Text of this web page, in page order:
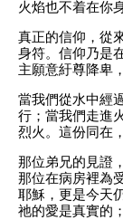
火焰也不着在你
真正的信仰，從
身符。信仰乃是
主願意紆尊降卑
當我們從水中經
行；當我們走進
烈火。這份同在
那位弟兄的見證
那位在病房裡為
耶穌，更是今天
祂的愛是真實的